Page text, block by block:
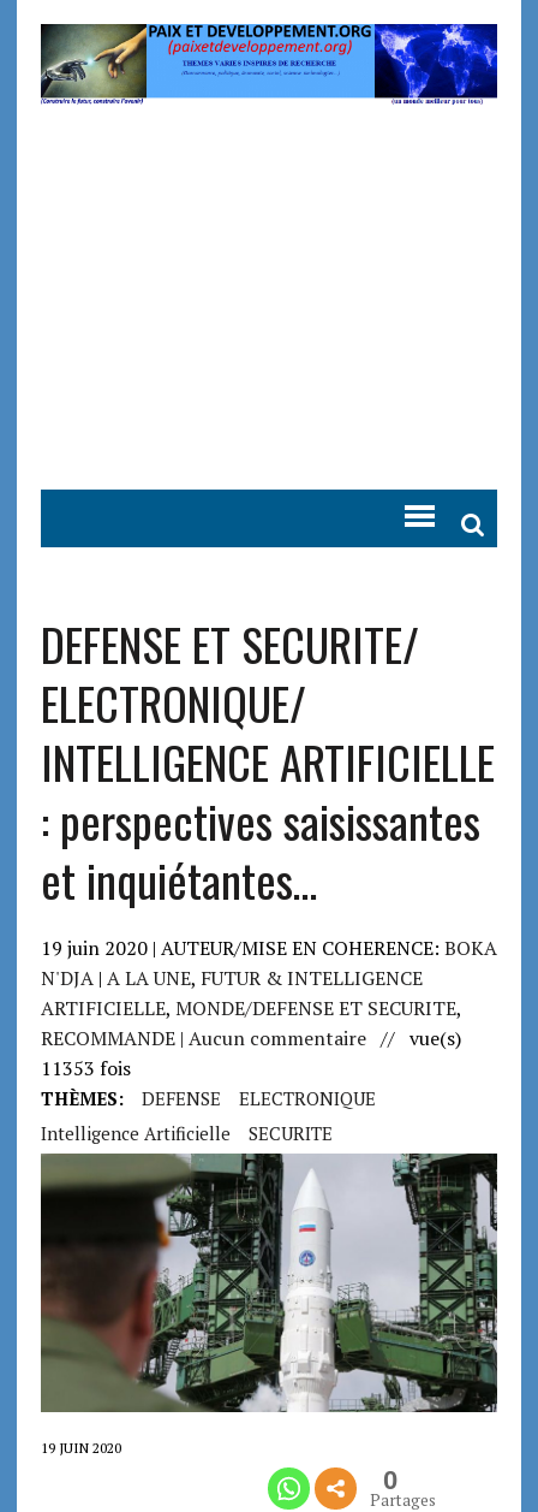
DEFENSE ET SECURITE/
ELECTRONIQUE/
INTELLIGENCE ARTIFICIELLE
: perspectives saisissantes
et inquiétantes…
19 juin 2020 | AUTEUR/MISE EN COHERENCE: BOKA
N'DJA| A LA UNE, FUTUR & INTELLIGENCE
ARTIFICIELLE, MONDE/DEFENSE ET SECURITE,
RECOMMANDE| Aucun commentaire// vue(s)
11353 fois
THÈMES: DEFENSE
ELECTRONIQUE
Intelligence Artificielle
SECURITE
19 JUIN 2020
0
Partages